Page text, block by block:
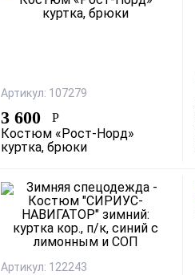
Артикул: 107279
3 600 Р
Костюм «Рост-Норд»
куртка, брюки
Артикул: 122243